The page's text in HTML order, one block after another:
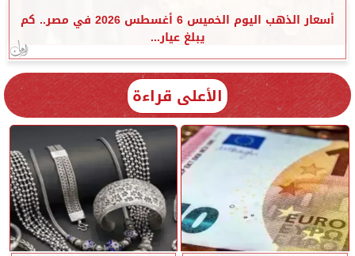
أسعار الذهب اليوم الخميس 6 أغسطس 2026 في مصر.. كم
يبلغ عيار...
الأعلى قراءة